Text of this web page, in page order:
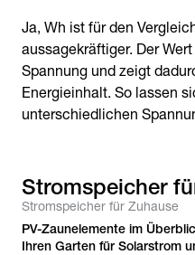
Ja, Wh ist für den
aussagekräftiger. Der
Spannung und zeigt
Energieinhalt. So lassen
unterschiedlichen
Stromspeicher
Stromspeicher für Zuhause
PV-Zaunelemente im
Ihren Garten für Solarstrom